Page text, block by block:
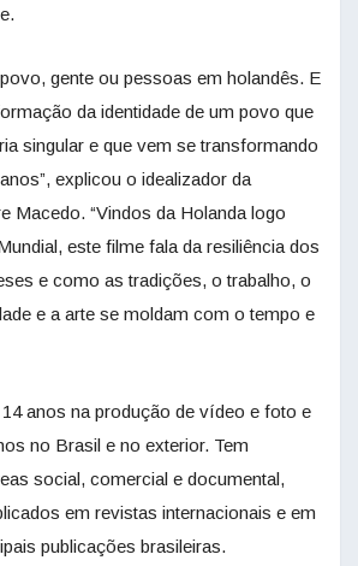
gente ou pessoas em holandês. E
da identidade de um povo que
singular e que vem se transformando
explicou o idealizador da
Macedo. “Vindos da Holanda logo
este filme fala da resiliência dos
e como as tradições, o trabalho, o
e a arte se moldam com o tempo e
anos na produção de vídeo e foto e
no Brasil e no exterior. Tem
social, comercial e documental,
em revistas internacionais e em
publicações brasileiras.